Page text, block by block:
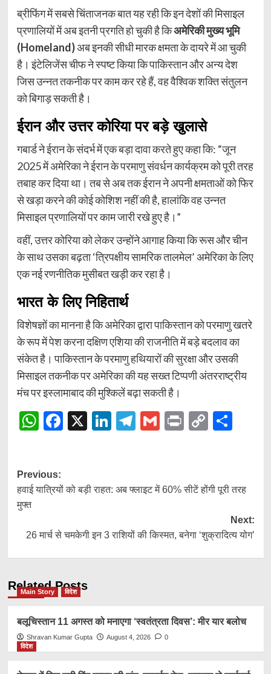
ब्रीफिंग में सबसे चिंताजनक बात यह रही कि इन देशों की मिसाइल
प्रणालियों में अब इतनी प्रगति हो चुकी है किअमेरिकी मुख्य भूमि
(Homeland)अब इनकी सीधी मारक क्षमता के दायरे में आ चुकी
है। इंटेलिजेंस चीफ ने स्पष्ट किया कि पाकिस्तान और अन्य देश
जिस उन्नत तकनीक पर काम कर रहे हैं, वह वैश्विक शक्ति संतुलन
को बिगाड़ सकती है।
ईरान और उत्तर कोरिया पर बड़े खुलासे
गबार्ड ने ईरान के संदर्भ में एक बड़ा दावा करते हुए कहा कि: “जून
2025 में अमेरिका ने ईरान के परमाणु संवर्धन कार्यक्रम को पूरी तरह
तबाह कर दिया था। तब से अब तक ईरान ने अपनी क्षमताओं को फिर
से खड़ा करने की कोई कोशिश नहीं की है, हालांकि वह उन्नत
मिसाइल प्रणालियों पर काम जारी रखे हुए है।”
वहीं, उत्तर कोरिया को लेकर उन्होंने आगाह किया कि रूस और चीन
के साथ उसका बढ़ता ‘त्रिपक्षीय सामरिक तालमेल’ अमेरिका के लिए
एक नई रणनीतिक मुसीबत खड़ी कर रहा है।
भारत के लिए निहितार्थ
विशेषज्ञों का मानना है कि अमेरिका द्वारा पाकिस्तान को परमाणु खतरे
के रूप में पेश करना दक्षिण एशिया की राजनीति में बड़े बदलाव का
संकेत है। पाकिस्तान के परमाणु हथियारों की सुरक्षा और उसकी
मिसाइल तकनीक पर अमेरिका की यह सख्त टिप्पणी अंतरराष्ट्रीय
मंच पर इस्लामाबाद की मुश्किलें बढ़ा सकती है।
WhatsApp
Facebook
X LinkedIn
Telegram
Gmail
Print
Copy
Post
navigation
Previous:
हवाई यात्रियों को बड़ी राहत: अब फ्लाइट में 60% सीटें होंगी पूरी तरह
मुफ्त
Next:
26 मार्च से चमकेगी इन 3 राशियों की किस्मत, बनेगा ‘शुक्रादित्य योग’
Related Posts
Main Story विदेश
बलूचिस्तान 11 अगस्त को मनाएगा ‘स्वतंत्रता दिवस’: मीर यार बलोच
Shravan Kumar Gupta August 4, 2026
0
विदेश